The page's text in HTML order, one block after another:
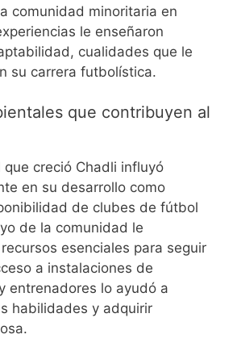
comunidad minoritaria en
le enseñaron
cualidades que le
su carrera futbolística.
que contribuyen al
que creció Chadli influyó
en su desarrollo como
de clubes de fútbol
de la comunidad le
esenciales para seguir
a instalaciones de
entrenadores lo ayudó a
habilidades y adquirir